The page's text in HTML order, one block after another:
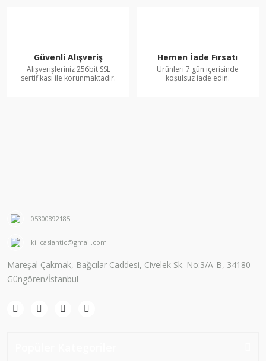
Güvenli Alışveriş
Alışverişleriniz 256bit SSL
sertifikası ile korunmaktadır.
Hemen İade Fırsatı
Ürünleri 7 gün içerisinde
koşulsuz iade edin.
05300892185
kilicaslantic@gmail.com
Mareşal Çakmak, Bağcılar Caddesi, Civelek Sk. No:3/A-B, 34180
Güngören/İstanbul